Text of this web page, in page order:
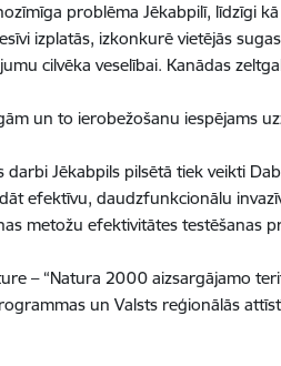
problēma Jēkabpilī, līdzīgi
izplatās, izkonkurē vietējās
cilvēka veselībai. Kanādas
un to ierobežošanu iespējams
darbi Jēkabpils pilsētā tiek veikti
efektīvu, daudzfunkcionālu
metožu efektivitātes testēšanas
– “Natura 2000 aizsargājamo
un Valsts reģionālās